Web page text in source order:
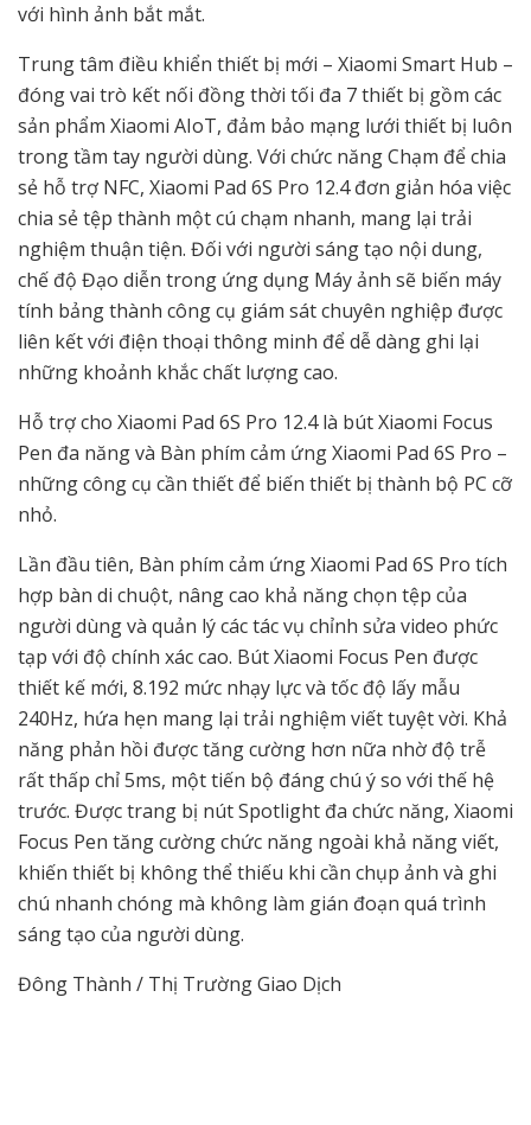
với hình ảnh bắt mắt.
Trung tâm điều khiển thiết bị mới – Xiaomi Smart Hub –
đóng vai trò kết nối đồng thời tối đa 7 thiết bị gồm các
sản phẩm Xiaomi AIoT, đảm bảo mạng lưới thiết bị luôn
trong tầm tay người dùng. Với chức năng Chạm để chia
sẻ hỗ trợ NFC, Xiaomi Pad 6S Pro 12.4 đơn giản hóa việc
chia sẻ tệp thành một cú chạm nhanh, mang lại trải
nghiệm thuận tiện. Đối với người sáng tạo nội dung,
chế độ Đạo diễn trong ứng dụng Máy ảnh sẽ biến máy
tính bảng thành công cụ giám sát chuyên nghiệp được
liên kết với điện thoại thông minh để dễ dàng ghi lại
những khoảnh khắc chất lượng cao.
Hỗ trợ cho Xiaomi Pad 6S Pro 12.4 là bút Xiaomi Focus
Pen đa năng và Bàn phím cảm ứng Xiaomi Pad 6S Pro –
những công cụ cần thiết để biến thiết bị thành bộ PC cỡ
nhỏ.
Lần đầu tiên, Bàn phím cảm ứng Xiaomi Pad 6S Pro tích
hợp bàn di chuột, nâng cao khả năng chọn tệp của
người dùng và quản lý các tác vụ chỉnh sửa video phức
tạp với độ chính xác cao. Bút Xiaomi Focus Pen được
thiết kế mới, 8.192 mức nhạy lực và tốc độ lấy mẫu
240Hz, hứa hẹn mang lại trải nghiệm viết tuyệt vời. Khả
năng phản hồi được tăng cường hơn nữa nhờ độ trễ
rất thấp chỉ 5ms, một tiến bộ đáng chú ý so với thế hệ
trước. Được trang bị nút Spotlight đa chức năng, Xiaomi
Focus Pen tăng cường chức năng ngoài khả năng viết,
khiến thiết bị không thể thiếu khi cần chụp ảnh và ghi
chú nhanh chóng mà không làm gián đoạn quá trình
sáng tạo của người dùng.
Đông Thành / Thị Trường Giao Dịch